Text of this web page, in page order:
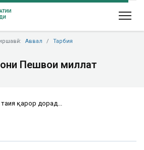
Аввал Тарбия
Пешвои миллат
қарор дорад...